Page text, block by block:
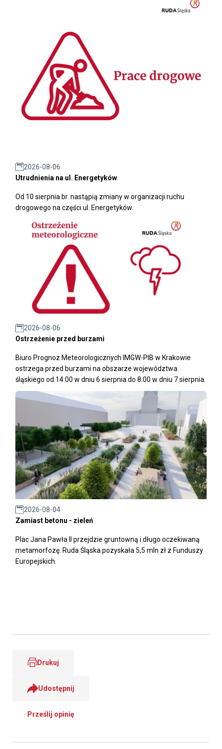
2026-08-06
Utrudnienia na ul. Energetyków
Od 10 sierpnia br. nastąpią zmiany w organizacji ruchu
drogowego na części ul. Energetyków.
2026-08-06
Ostrzeżenie przed burzami
Biuro Prognoz Meteorologicznych IMGW-PIB w Krakowie
ostrzega przed burzami na obszarze województwa
śląskiego od 14:00 w dniu 6 sierpnia do 8:00 w dniu 7 sierpnia.
2026-08-04
Zamiast betonu - zieleń
Plac Jana Pawła II przejdzie gruntowną i długo oczekiwaną
metamorfozę. Ruda Śląska pozyskała 5,5 mln zł z Funduszy
Europejskich.
Drukuj
Udostępnij
Prześlij opinię